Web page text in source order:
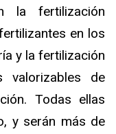
la fertilización
en los
y la fertilización
valorizables de
Todas ellas
y serán más de